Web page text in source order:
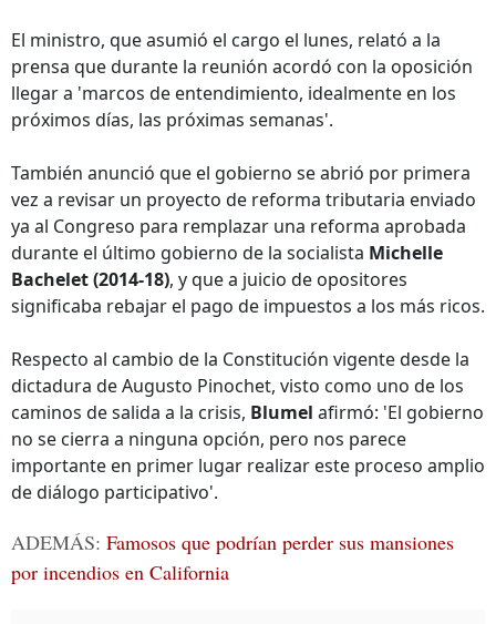
El ministro, que asumió el cargo el lunes, relató a la
prensa que durante la reunión acordó con la oposición
llegar a 'marcos de entendimiento, idealmente en los
próximos días, las próximas semanas'.
También anunció que el gobierno se abrió por primera
vez a revisar un proyecto de reforma tributaria enviado
ya al Congreso para remplazar una reforma aprobada
durante el último gobierno de la socialista Michelle
Bachelet (2014-18), y que a juicio de opositores
significaba rebajar el pago de impuestos a los más ricos.
Respecto al cambio de la Constitución vigente desde la
dictadura de Augusto Pinochet, visto como uno de los
caminos de salida a la crisis, Blumel afirmó: 'El gobierno
no se cierra a ninguna opción, pero nos parece
importante en primer lugar realizar este proceso amplio
de diálogo participativo'.
ADEMÁS: Famosos que podrían perder sus mansiones
por incendios en California